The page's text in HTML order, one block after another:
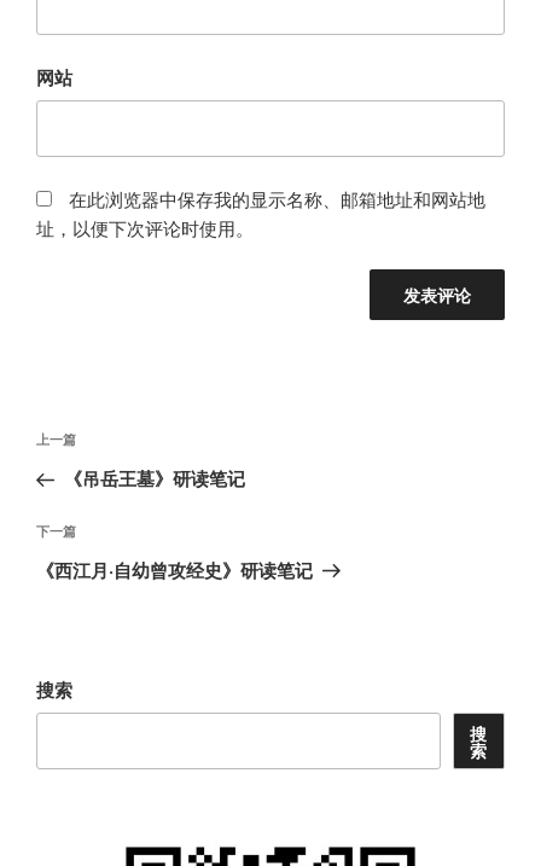
网站
在此浏览器中保存我的显示名称、邮箱地址和网站地
址，以便下次评论时使用。
文
导
航
上
一
文
章
上一篇
《吊岳王墓》研读笔记
下
一
下一篇
《西江月·自幼曾攻经史》研读笔记
搜索
搜
索